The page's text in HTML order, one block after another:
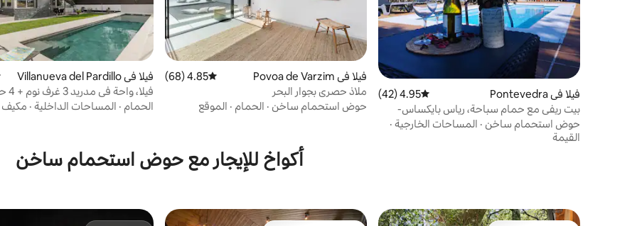
فيلا في Pontevedra متوسط التقييم 4.95 من 5، 42 مراجعات
4.95 (42)
بيت ريفي مع حمام سباحة، رياس بايكساس-
بونتيفيدرا
حوض استحمام ساخن · المساحات الخارجية ·
القيمة
فيلا في Povoa de Varzim متوسط التقييم 4.85 من 5، 68 مراجعات
4.85 (68)
ملاذ حصري بجوار البحر
حوض استحمام ساخن · الحمام · الموقع
فيلا في Villanueva del Pardillo
حمام سباحة فاخر
الحمام · المساحات الداخلية · مكيف
أكواخ للإيجار مع حوض استحمام ساخن